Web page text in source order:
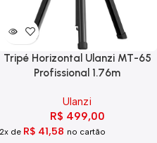
Tripé Horizontal Ulanzi MT-65
Profissional 1.76m
Ulanzi
R$ 499,00
de R$ 41,58 no cartão